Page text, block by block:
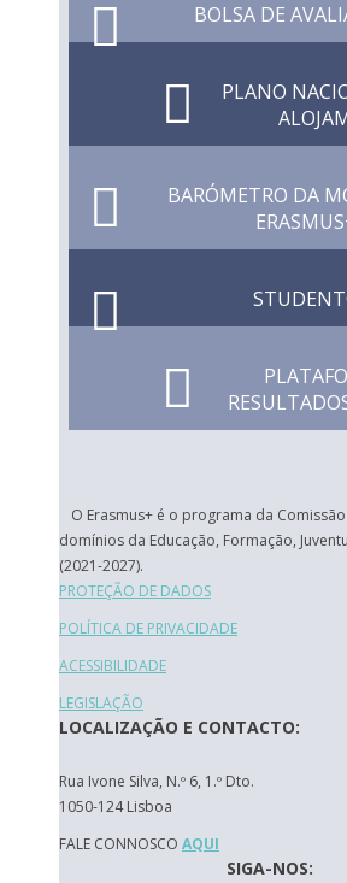
BOLSA DE
PLANO
BARÓMETRO DA
O Erasmus+ é o programa da
domínios da Educação, Formação,
(2021-2027).
PROTEÇÃO DE DADOS
POLÍTICA DE PRIVACIDADE
ACESSIBILIDADE
LEGISLAÇÃO
LOCALIZAÇÃO E CONTACTO:
Rua Ivone Silva, N.º 6, 1.º Dto.
1050-124 Lisboa
FALE CONNOSCO AQUI
SIGA-NOS: